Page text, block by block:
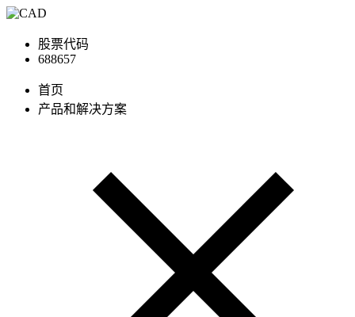
股票代码
688657
首页
产品和解决方案